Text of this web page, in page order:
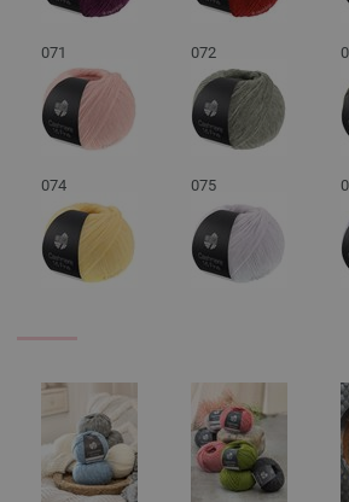
071 072
074 075